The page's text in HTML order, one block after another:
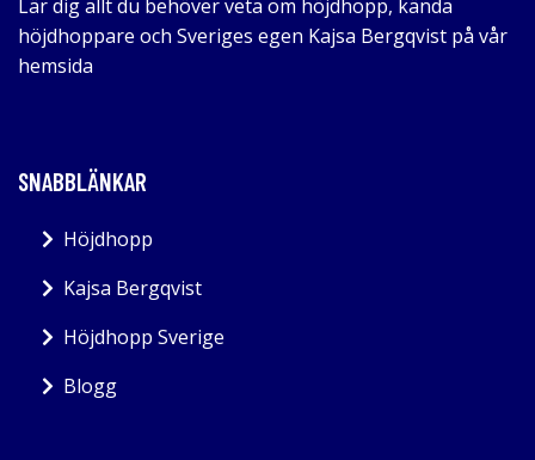
Lär dig allt du behöver veta om höjdhopp, kända
höjdhoppare och Sveriges egen Kajsa Bergqvist på vår
hemsida
SNABBLÄNKAR
Höjdhopp
Kajsa Bergqvist
Höjdhopp Sverige
Blogg